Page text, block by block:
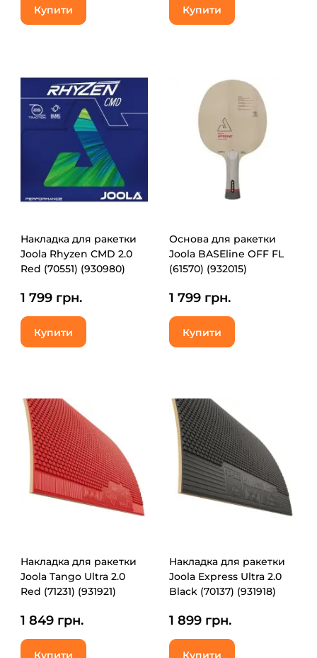
Купити Купити
Накладка для ракетки
Joola Rhyzen CMD 2.0
Red (70551) (930980)
1 799 грн.
Купити
Основа для ракетки
Joola BASEline OFF FL
(61570) (932015)
1 799 грн.
Купити
Накладка для ракетки
Joola Tango Ultra 2.0
Red (71231) (931921)
1 849 грн.
Купити
Накладка для ракетки
Joola Express Ultra 2.0
Black (70137) (931918)
1 899 грн.
Купити